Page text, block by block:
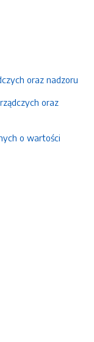
oraz nadzoru
oraz
o wartości